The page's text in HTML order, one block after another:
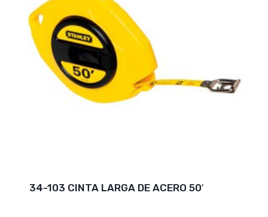
34-103 CINTA LARGA DE ACERO 50′